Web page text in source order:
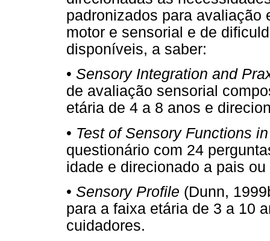
padronizados para avaliação
motor e sensorial e de
disponíveis, a saber:
• Sensory Integration and
de avaliação sensorial
etária de 4 a 8 anos e
• Test of Sensory Functions
questionário com 24
idade e direcionado a pais
• Sensory Profile (Dunn,
para a faixa etária de 3 a 10
cuidadores.